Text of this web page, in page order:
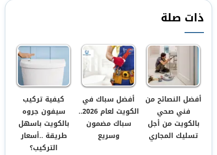
ذات صلة
أفضل النصائح من
فني صحي
بالكويت من أجل
تسليك المجاري
أفضل سباك في
الكويت لعام 2026..
سباك مضمون
وسريع
كيفية تركيب
سيفون جروه
بالكويت باسهل
طريقة ..أسعار
التركيب؟